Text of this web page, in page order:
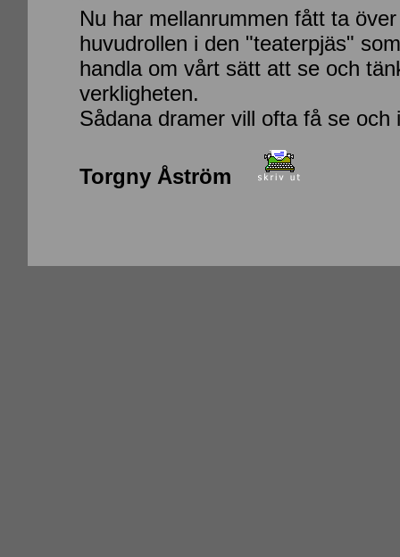
Nu har mellanrummen fått ta över
huvudrollen i den "teaterpjäs"
handla om vårt sätt att se och
verkligheten.
Sådana dramer vill ofta få se och
Torgny Åström